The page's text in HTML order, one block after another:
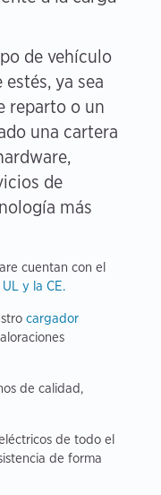
de vehículo
ya sea
reparto o un
una cartera
de
más
cuentan con el
UL y la CE.
cargador
de calidad,
de todo el
de forma